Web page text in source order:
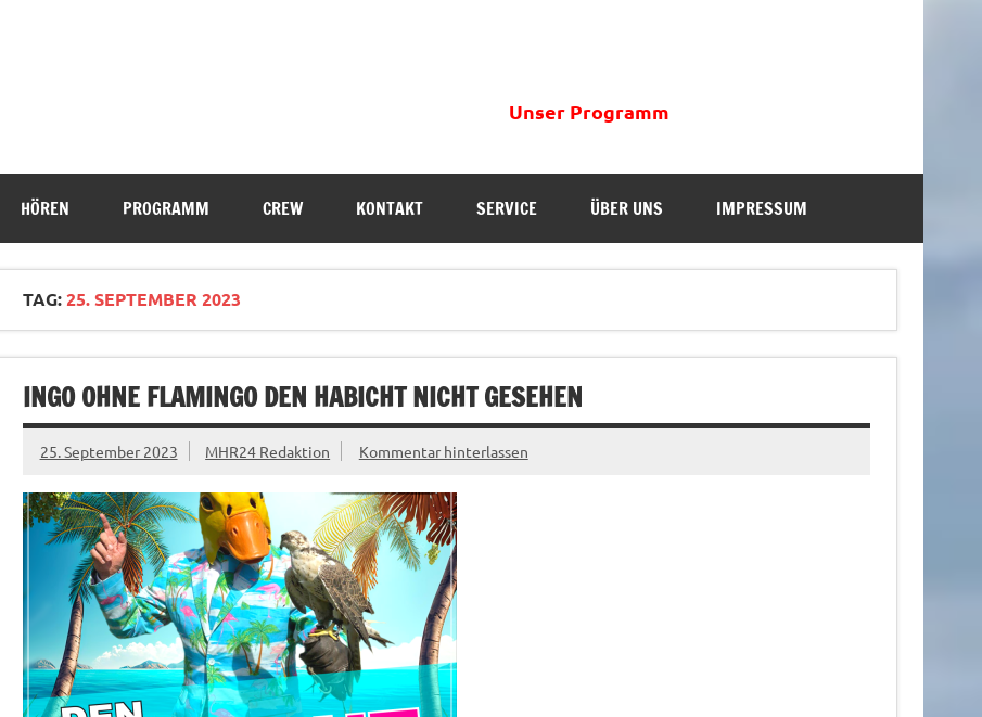
Unser Programm
HÖREN PROGRAMM CREW KONTAKT SERVICE ÜBER UNS IMPRESSUM
TAG:25. SEPTEMBER 2023
INGO OHNE FLAMINGO DEN HABICHT NICHT GESEHEN
25. September 2023 MHR24 Redaktion Kommentar hinterlassen